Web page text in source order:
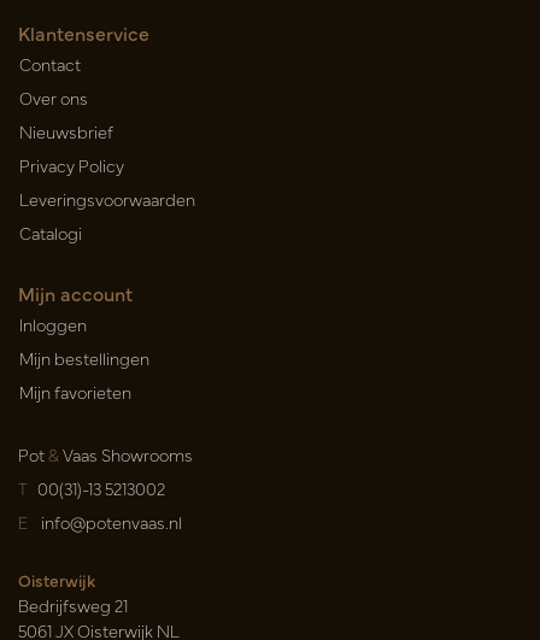
Klantenservice
Contact
Over ons
Nieuwsbrief
Privacy Policy
Leveringsvoorwaarden
Catalogi
Mijn account
Inloggen
Mijn bestellingen
Mijn favorieten
Pot&Vaas Showrooms
T 00(31)-13 5213002
E info@potenvaas.nl
Oisterwijk
Bedrijfsweg 21
5061 JX Oisterwijk NL